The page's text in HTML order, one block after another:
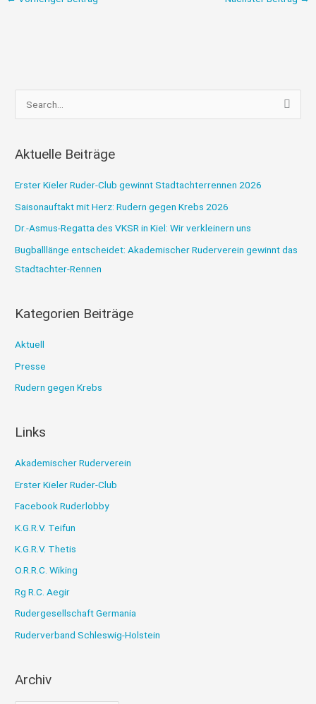
u
h
n
a
c
h
Aktuelle Beiträge
Erster Kieler Ruder-Club gewinnt Stadtachterrennen 2026
Saisonauftakt mit Herz: Rudern gegen Krebs 2026
Dr.-Asmus-Regatta des VKSR in Kiel: Wir verkleinern uns
Bugballlänge entscheidet: Akademischer Ruderverein gewinnt das
Stadtachter-Rennen
Kategorien Beiträge
Aktuell
Presse
Rudern gegen Krebs
Links
Akademischer Ruderverein
Erster Kieler Ruder-Club
Facebook Ruderlobby
K.G.R.V. Teifun
K.G.R.V. Thetis
O.R.R.C. Wiking
Rg R.C. Aegir
Rudergesellschaft Germania
Ruderverband Schleswig-Holstein
Archiv